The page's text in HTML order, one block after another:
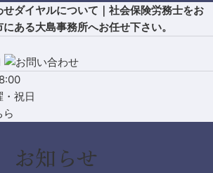
ダイヤルについて｜社会保険労務士をお
ある大島事務所へお任せ下さい。
・祝日
ら
お知らせ